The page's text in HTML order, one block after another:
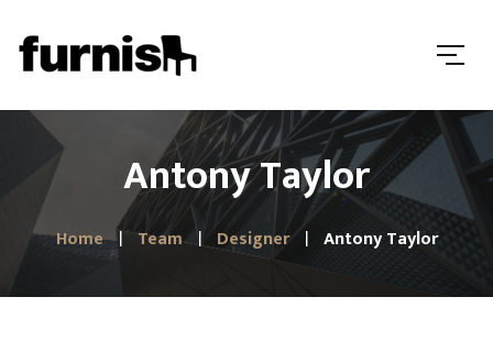
Antony Taylor
Home Team Designer Antony Taylor